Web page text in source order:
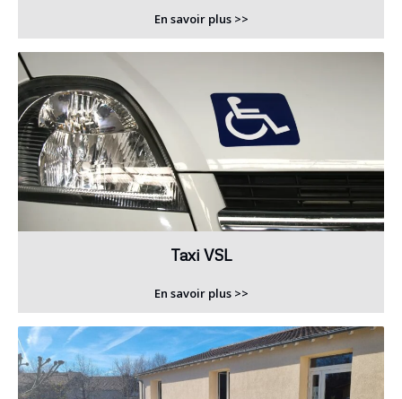
En savoir plus >>
Taxi VSL
En savoir plus >>